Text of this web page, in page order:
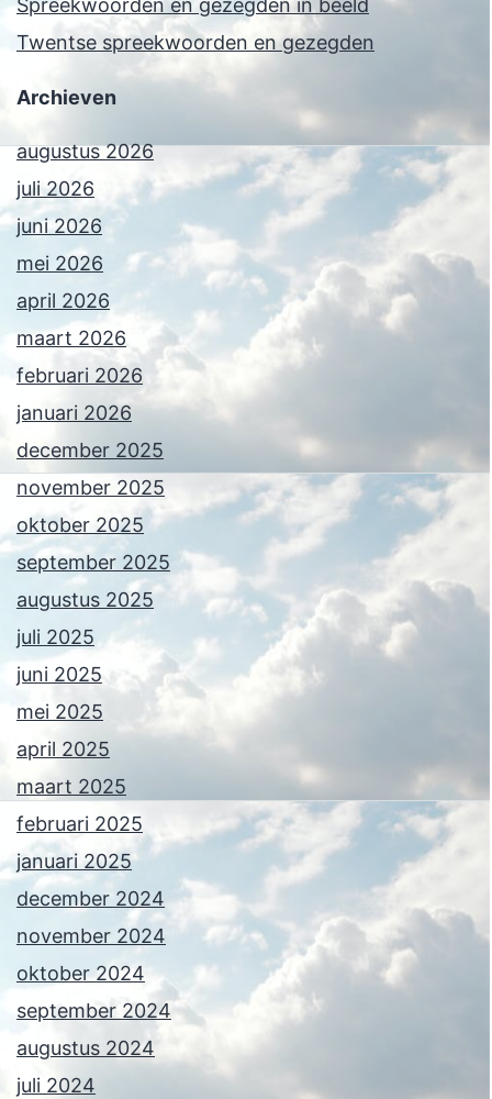
Spreekwoorden en gezegden in beeld
Twentse spreekwoorden en gezegden
Archieven
augustus 2026
juli 2026
juni 2026
mei 2026
april 2026
maart 2026
februari 2026
januari 2026
december 2025
november 2025
oktober 2025
september 2025
augustus 2025
juli 2025
juni 2025
mei 2025
april 2025
maart 2025
februari 2025
januari 2025
december 2024
november 2024
oktober 2024
september 2024
augustus 2024
juli 2024